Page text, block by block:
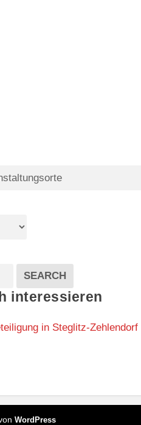
SEARCH
interessieren
in Steglitz-Zehlendorf
WordPress